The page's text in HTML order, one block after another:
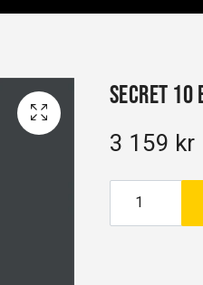
Secret 10
3 159 kr